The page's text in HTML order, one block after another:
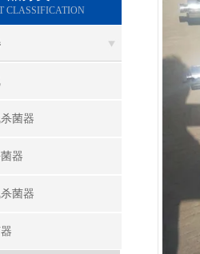
CLASSIFICATION
菌器
器
菌器